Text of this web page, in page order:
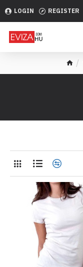
LOGIN REGISTER